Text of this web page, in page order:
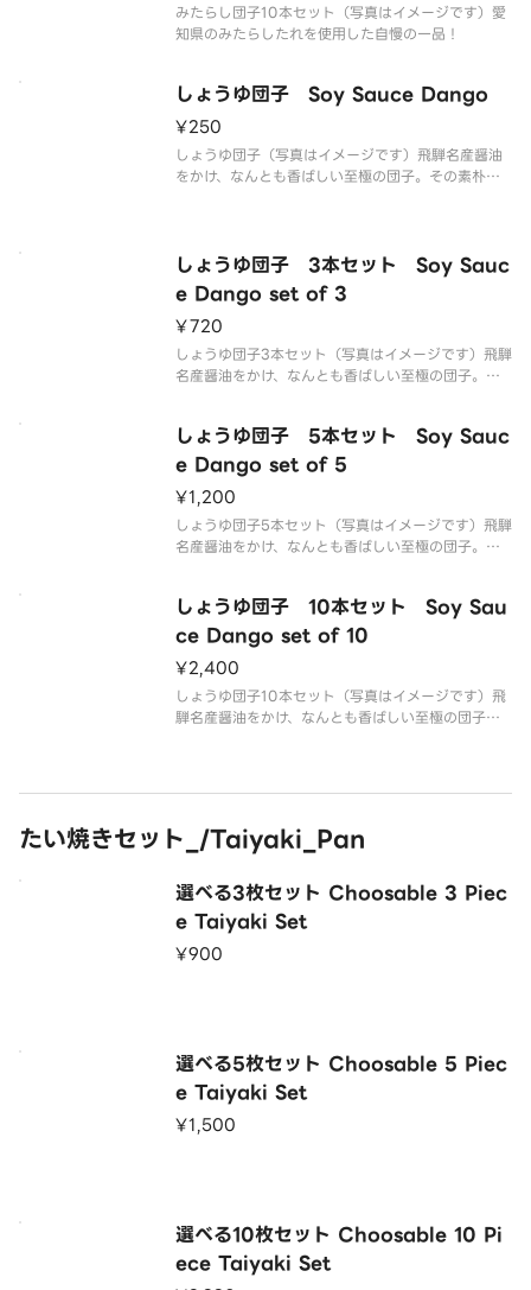
みたらし団子10本セット（写真はイメージです）愛
知県のみたらしたれを使用した自慢の一品！
しょうゆ団子 Soy Sauce Dango
¥250
しょうゆ団子（写真はイメージです）飛騨名産醤油
をかけ、なんとも香ばしい至極の団子。その素朴さ
しょうゆ団子 3本セット Soy Sauc
e Dango set of 3
¥720
しょうゆ団子3本セット（写真はイメージです）飛騨
名産醤油をかけ、なんとも香ばしい至極の団子。そ
しょうゆ団子 5本セット Soy Sauc
e Dango set of 5
¥1,200
しょうゆ団子5本セット（写真はイメージです）飛騨
名産醤油をかけ、なんとも香ばしい至極の団子。そ
しょうゆ団子 10本セット Soy Sau
ce Dango set of 10
¥2,400
しょうゆ団子10本セット（写真はイメージです）飛
騨名産醤油をかけ、なんとも香ばしい至極の団子。
たい焼きセット_/Taiyaki_Pan
選べる3枚セット Choosable 3 Piec
e Taiyaki Set
¥900
選べる5枚セット Choosable 5 Piec
e Taiyaki Set
¥1,500
選べる10枚セット Choosable 10 Pi
ece Taiyaki Set